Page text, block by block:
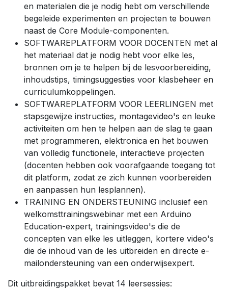
en materialen die je nodig hebt om verschillende
begeleide experimenten en projecten te bouwen
naast de Core Module-componenten.
SOFTWAREPLATFORM VOOR DOCENTEN met al
het materiaal dat je nodig hebt voor elke les,
bronnen om je te helpen bij de lesvoorbereiding,
inhoudstips, timingsuggesties voor klasbeheer en
curriculumkoppelingen.
SOFTWAREPLATFORM VOOR LEERLINGEN met
stapsgewijze instructies, montagevideo's en leuke
activiteiten om hen te helpen aan de slag te gaan
met programmeren, elektronica en het bouwen
van volledig functionele, interactieve projecten
(docenten hebben ook voorafgaande toegang tot
dit platform, zodat ze zich kunnen voorbereiden
en aanpassen hun lesplannen).
TRAINING EN ONDERSTEUNING inclusief een
welkomsttrainingswebinar met een Arduino
Education-expert, trainingsvideo's die de
concepten van elke les uitleggen, kortere video's
die de inhoud van de les uitbreiden en directe e-
mailondersteuning van een onderwijsexpert.
Dit uitbreidingspakket bevat 14 leersessies: